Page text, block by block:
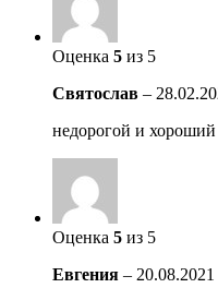
Оценка 5 из 5
Святослав –
недорогой и
Оценка 5 из 5
Евгения – 20.08.2021